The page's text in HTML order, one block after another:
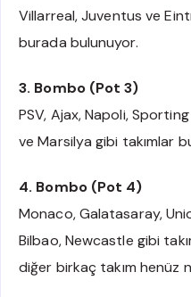
Villarreal, Juventus ve
burada bulunuyor.
3. Bombo (Pot 3)
PSV, Ajax, Napoli,
ve Marsilya gibi takımlar
4. Bombo (Pot 4)
Monaco, Galatasaray,
Bilbao, Newcastle gibi
diğer birkaç takım henüz